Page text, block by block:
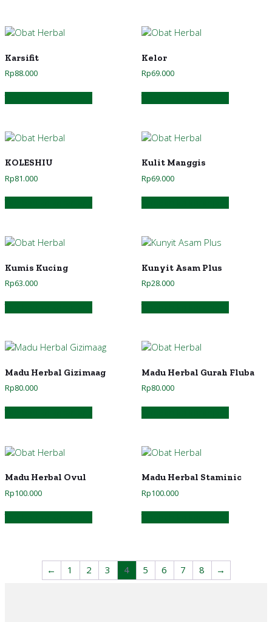
Karsifit
Rp88.000
Kelor
Rp69.000
Tambah ke keranjang
KOLESHIU
Rp81.000
Kulit Manggis
Rp69.000
Tambah ke keranjang
Kumis Kucing
Rp63.000
Kunyit Asam Plus
Rp28.000
Tambah ke keranjang
Madu Herbal Gizimaag
Rp80.000
Madu Herbal Gurah Fluba
Rp80.000
Tambah ke keranjang
Madu Herbal Ovul
Rp100.000
Madu Herbal Staminic
Rp100.000
Tambah ke keranjang
← 1 2 3 4 5 6 7 8 →